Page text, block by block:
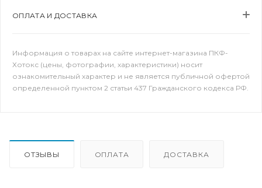
ОПЛАТА И ДОСТАВКА
Информация о товарах на сайте интернет-магазина ПКФ-
Хотокс (цены, фотографии, характеристики) носит
ознакомительный характер и не является публичной офертой
определенной пунктом 2 статьи 437 Гражданского кодекса РФ.
ОТЗЫВЫ ОПЛАТА ДОСТАВКА